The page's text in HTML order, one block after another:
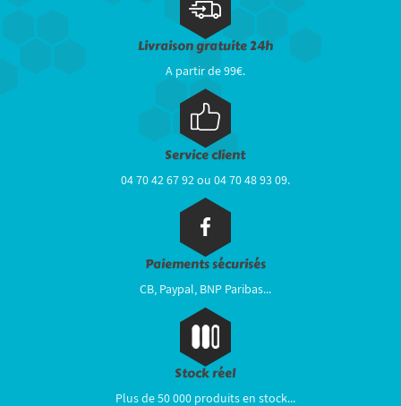
Livraison gratuite 24h
A partir de 99€.
Service client
04 70 42 67 92 ou 04 70 48 93 09.
Paiements sécurisés
CB, Paypal, BNP Paribas...
Stock réel
Plus de 50 000 produits en stock...